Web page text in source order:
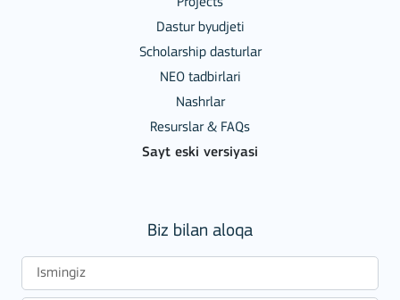
Dastur byudjeti
Scholarship dasturlar
NEO tadbirlari
Nashrlar
Resurslar & FAQs
Sayt eski versiyasi
Biz bilan aloqa